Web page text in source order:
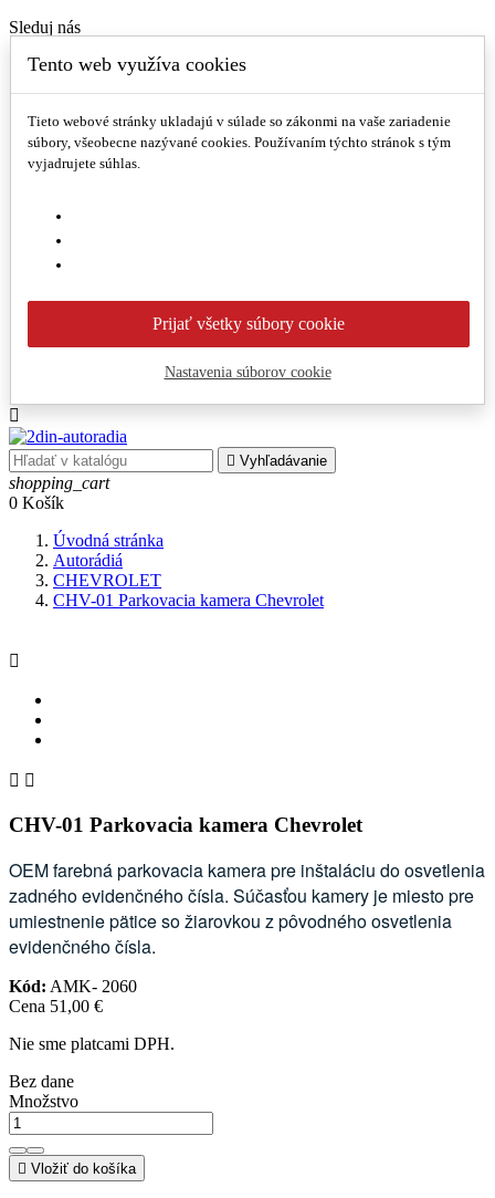
Sleduj nás
Facebook
Novinky
Akcie a zľavy
Sleduj nás
0902 860 878
Prihlásenie/registrácia

 Vyhľadávanie
shopping_cart
0 Košík
Úvodná stránka
Autorádiá
CHEVROLET
CHV-01 Parkovacia kamera Chevrolet

 
CHV-01 Parkovacia kamera Chevrolet
OEM farebná parkovacia kamera pre inštaláciu do osvetlenia
zadného evidenčného čísla. Súčasťou kamery je miesto pre
umiestnenie pätice so žiarovkou z pôvodného osvetlenia
evidenčného čísla.
Kód: AMK- 2060
Cena 51,00 €
Nie sme platcami DPH.
Bez dane
Množstvo
 Vložiť do košíka
Tento web využíva cookies
Tieto webové stránky ukladajú v súlade so zákonmi na vaše zariadenie
súbory, všeobecne nazývané cookies. Používaním týchto stránok s tým
vyjadrujete súhlas.
Prijať všetky súbory cookie
Nastavenia súborov cookie